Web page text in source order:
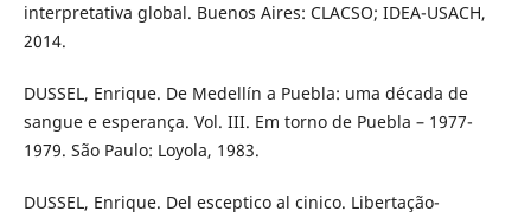
interpretativa global. Buenos Aires: CLACSO; IDEA-USACH,
2014.
DUSSEL, Enrique. De Medellín a Puebla: uma década de
sangue e esperança. Vol. III. Em torno de Puebla – 1977-
1979. São Paulo: Loyola, 1983.
DUSSEL, Enrique. Del esceptico al cinico. Libertação-